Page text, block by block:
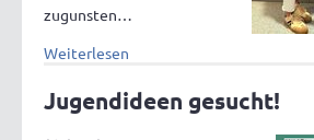
zugunsten…
Weiterlesen
Jugendideen gesucht!